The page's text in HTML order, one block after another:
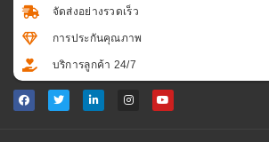
จัดส่งอย่างรวดเร็ว
การประกันคุณภาพ
บริการลูกค้า 24/7